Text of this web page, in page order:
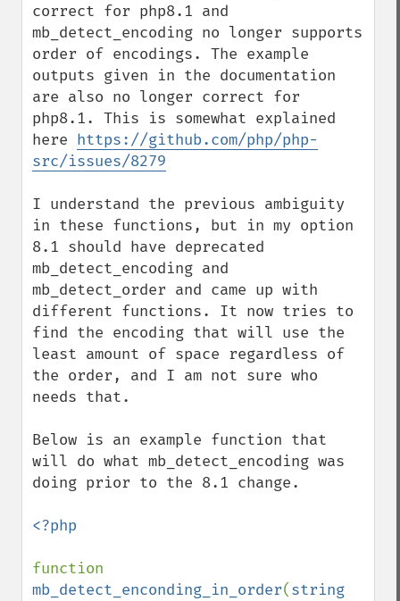
correct for php8.1 and
mb_detect_encoding no longer supports
order of encodings. The example
outputs given in the documentation
are also no longer correct for
php8.1. This is somewhat explained
here https://github.com/php/php-
src/issues/8279
I understand the previous ambiguity
in these functions, but in my option
8.1 should have deprecated
mb_detect_encoding and
mb_detect_order and came up with
different functions. It now tries to
find the encoding that will use the
least amount of space regardless of
the order, and I am not sure who
needs that.
Below is an example function that
will do what mb_detect_encoding was
doing prior to the 8.1 change.
<?php
mb_detect_enconding_in_order(string